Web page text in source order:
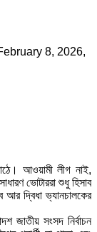
8, 2026,
আওয়ামী লীগ নাই,
ভোটাররা শুধু হিসাব
আর দ্বিধা ভ্যানচালকের
জাতীয় সংসদ নির্বাচন